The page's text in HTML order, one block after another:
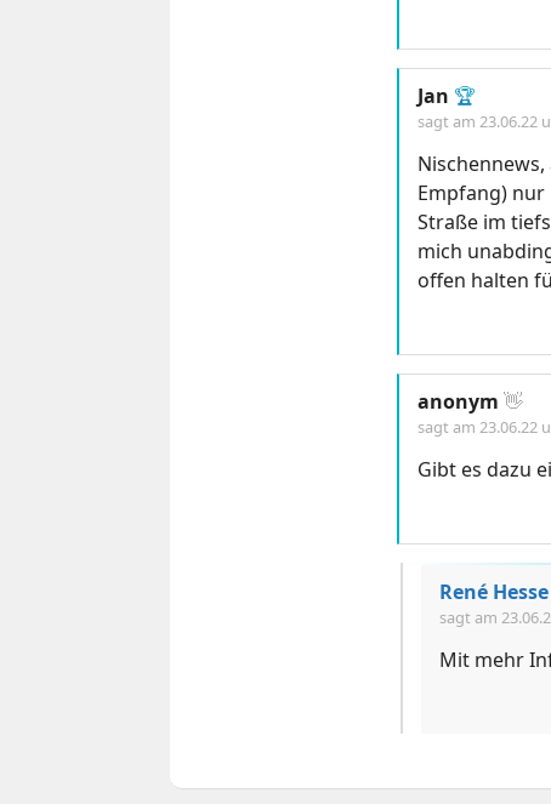
Jan 🏆
sagt am 23.06.22
Empfang)
Straße im
mich
offen halten
anonym 👋
sagt am 23.06.22
Gibt es dazu
René Hesse
sagt am
Mit mehr